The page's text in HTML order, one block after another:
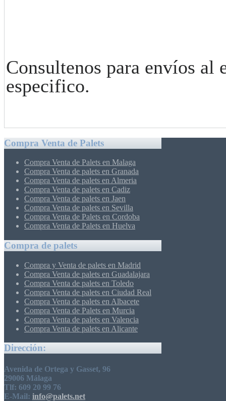
Consultenos para envíos al
especifico.
Compra Venta de Palets
Compra Venta de Palets en Malaga
Compra Venta de palets en Granada
Compra Venta de palets en Almeria
Compra Venta de palets en Cadiz
Compra Venta de palets en Jaen
Compra Venta de palets en Sevilla
Compra Venta de Palets en Cordoba
Compra Venta de Palets en Huelva
Compra de palets
Compra y Venta de palets en Madrid
Compra Venta de palets en Guadalajara
Compra Venta de palets en Toledo
Compra Venta de palets en Ciudad Real
Compra Venta de palets en Albacete
Compra Venta de Palets en Murcia
Compra Venta de palets en Valencia
Compra Venta de palets en Alicante
Dirección:
Avenida de Ortega y Gasset, 96
29006 Málaga
Tlf: 609 20 99 76
E-Mail: info@palets.net